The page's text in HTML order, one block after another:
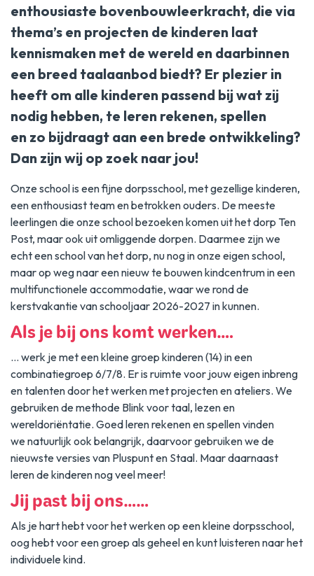
enthousiaste bovenbouwleerkracht, die via
thema’s en projecten de kinderen laat
kennismaken met de wereld en daarbinnen
een breed taalaanbod biedt? Er plezier in
heeft om alle kinderen passend bij wat zij
nodig hebben, te leren rekenen, spellen
en zo bijdraagt aan een brede ontwikkeling?
Dan zijn wij op zoek naar jou!
Onze school is een fijne dorpsschool, met gezellige kinderen,
een enthousiast team en betrokken ouders. De meeste
leerlingen die onze school bezoeken komen uit het dorp Ten
Post, maar ook uit omliggende dorpen. Daarmee zijn we
echt een school van het dorp, nu nog in onze eigen school,
maar op weg naar een nieuw te bouwen kindcentrum in een
multifunctionele accommodatie, waar we rond de
kerstvakantie van schooljaar 2026-2027 in kunnen.
Als je bij ons komt werken….
… werk je met een kleine groep kinderen (14) in een
combinatiegroep 6/7/8. Er is ruimte voor jouw eigen inbreng
en talenten door het werken met projecten en ateliers. We
gebruiken de methode Blink voor taal, lezen en
wereldoriëntatie. Goed leren rekenen en spellen vinden
we natuurlijk ook belangrijk, daarvoor gebruiken we de
nieuwste versies van Pluspunt en Staal. Maar daarnaast
leren de kinderen nog veel meer!
Jij past bij ons……
Als je hart hebt voor het werken op een kleine dorpsschool,
oog hebt voor een groep als geheel en kunt luisteren naar het
individuele kind.